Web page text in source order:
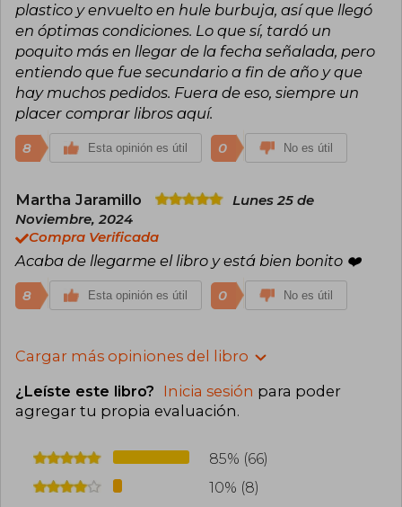
plastico y envuelto en hule burbuja, así que llegó
en óptimas condiciones. Lo que sí, tardó un
poquito más en llegar de la fecha señalada, pero
entiendo que fue secundario a fin de año y que
hay muchos pedidos. Fuera de eso, siempre un
placer comprar libros aquí.
8 Esta opinión es útil 0 No es útil
Martha Jaramillo
Lunes 25 de
Noviembre, 2024
Compra Verificada
Acaba de llegarme el libro y está bien bonito ❤️
8 Esta opinión es útil 0 No es útil
Cargar más opiniones del libro
¿Leíste este libro? Inicia sesión para poder
agregar tu propia evaluación.
85% (66)
10% (8)